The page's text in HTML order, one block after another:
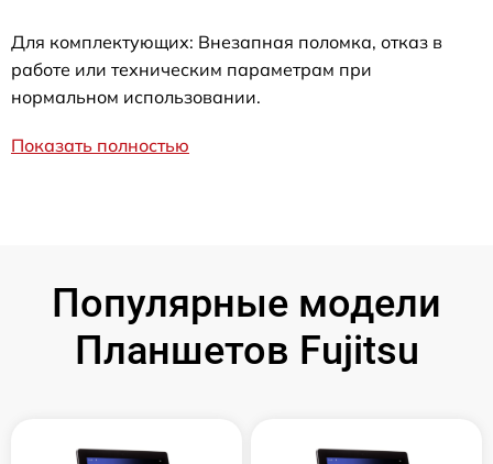
Для комплектующих: Внезапная поломка, отказ в
работе или техническим параметрам при
нормальном использовании.
Показать полностью
Популярные модели
Планшетов Fujitsu